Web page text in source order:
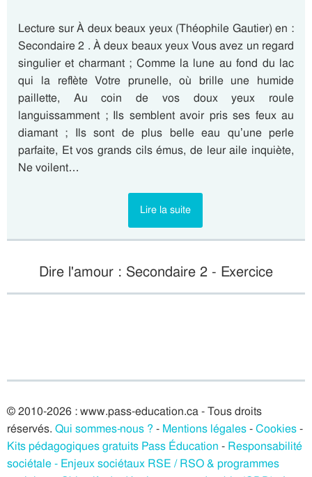
Lecture sur À deux beaux yeux (Théophile Gautier) en :
Secondaire 2 . À deux beaux yeux Vous avez un regard
singulier et charmant ; Comme la lune au fond du lac
qui la reflète Votre prunelle, où brille une humide
paillette, Au coin de vos doux yeux roule
languissamment ; Ils semblent avoir pris ses feux au
diamant ; Ils sont de plus belle eau qu’une perle
parfaite, Et vos grands cils émus, de leur aile inquiète,
Ne voilent…
Lire la suite
Dire l'amour : Secondaire 2 - Exercice
© 2010-2026 : www.pass-education.ca - Tous droits
réservés. Qui sommes-nous ? - Mentions légales-Cookies-
Kits pédagogiques gratuits Pass Éducation - Responsabilité
sociétale - Enjeux sociétaux RSE / RSO & programmes